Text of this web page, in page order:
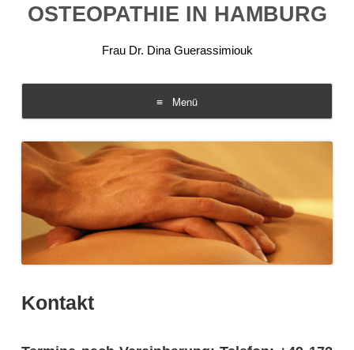
OSTEOPATHIE IN HAMBURG
Frau Dr. Dina Guerassimiouk
Menü
springen
Kontakt